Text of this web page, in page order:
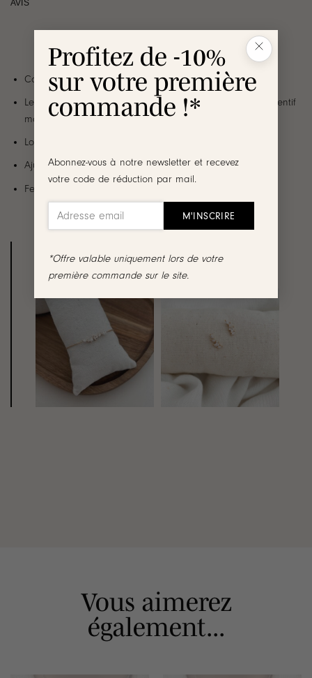
Profitez de -10%
sur votre première
commande !*
Abonnez-vous à notre newsletter et recevez
votre code de réduction par mail.
*Offre valable uniquement lors de votre
première commande sur le site.
AVIS
Collier en plaqué or 3 microns 18 carats
Le bijou se compose d’une chaîne classique et d’un pendentif
motif pétale orné d’oxydes de zirconium
Longueur pendentif : 2 cm
Ajustable à : 40.5 cm, 42.5 cm et 45.5 cm
Fermoir mousqueton ovale
Découvrez les bijoux de la même
collection :
Vous aimerez
également...